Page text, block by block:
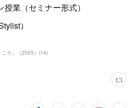
（セミナー形式）
）
そ」（2025） (14)